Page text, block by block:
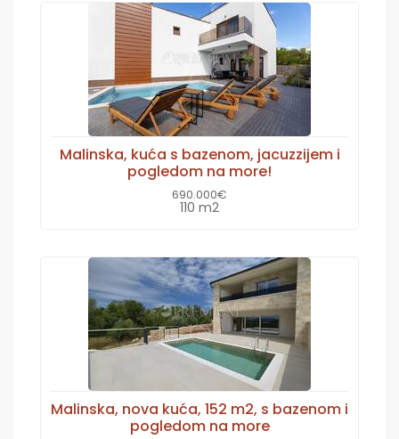
Malinska, kuća s bazenom, jacuzzijem i
pogledom na more!
690.000€
110 m2
Malinska, nova kuća, 152 m2, s bazenom i
pogledom na more